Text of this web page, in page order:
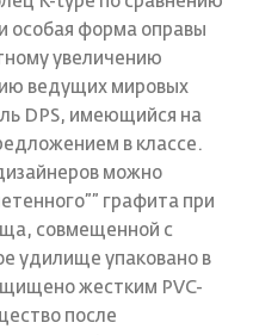
особая форма оправы
увеличению
ведущих мировых
DPS, имеющийся на
в классе.
можно
графита при
совмещенной с
удилище упаковано в
жестким PVC-
после